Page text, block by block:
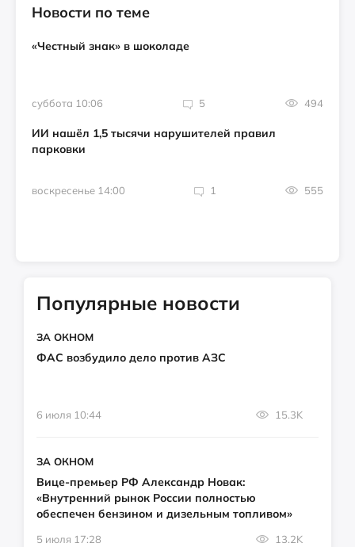
Новости по теме
«Честный знак» в шоколаде
суббота 10:06 5 494
ИИ нашёл 1,5 тысячи нарушителей правил
парковки
воскресенье 14:00 1 555
Популярные новости
ЗА ОКНОМ
ФАС возбудило дело против АЗС
6 июля 10:44 15.3K
ЗА ОКНОМ
Вице-премьер РФ Александр Новак:
«Внутренний рынок России полностью
обеспечен бензином и дизельным топливом»
5 июля 17:28 13.2K